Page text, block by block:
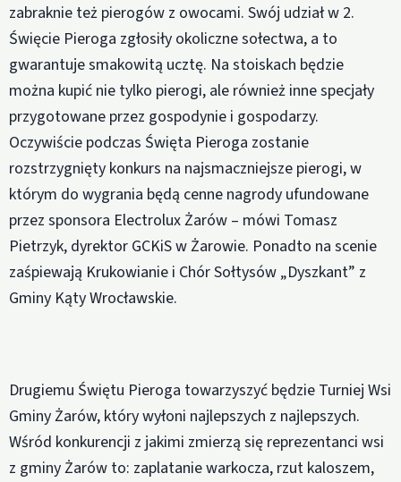
zabraknie też pierogów z owocami. Swój udział w 2.
Święcie Pieroga zgłosiły okoliczne sołectwa, a to
gwarantuje smakowitą ucztę. Na stoiskach będzie
można kupić nie tylko pierogi, ale również inne specjały
przygotowane przez gospodynie i gospodarzy.
Oczywiście podczas Święta Pieroga zostanie
rozstrzygnięty konkurs na najsmaczniejsze pierogi, w
którym do wygrania będą cenne nagrody ufundowane
przez sponsora Electrolux Żarów – mówi Tomasz
Pietrzyk, dyrektor GCKiS w Żarowie. Ponadto na scenie
zaśpiewają Krukowianie i Chór Sołtysów „Dyszkant” z
Gminy Kąty Wrocławskie.
Drugiemu Świętu Pieroga towarzyszyć będzie Turniej Wsi
Gminy Żarów, który wyłoni najlepszych z najlepszych.
Wśród konkurencji z jakimi zmierzą się reprezentanci wsi
z gminy Żarów to: zaplatanie warkocza, rzut kaloszem,